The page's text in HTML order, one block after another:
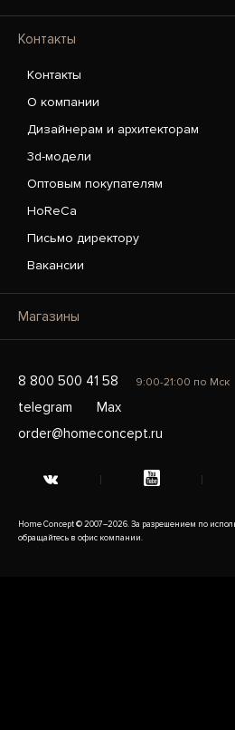
Контакты
Контакты
О компании
Дизайнерам и архитекторам
3d-модели
Оптовым покупателям
HoReCa
Письмо директору
Вакансии
Магазины
8 800 500 41 58 9:00-21:00 по Мск
telegram
Max
order@homeconcept.ru
Home Concept © 2007–2026. За разрешением по
обращайтесь в офис компании.